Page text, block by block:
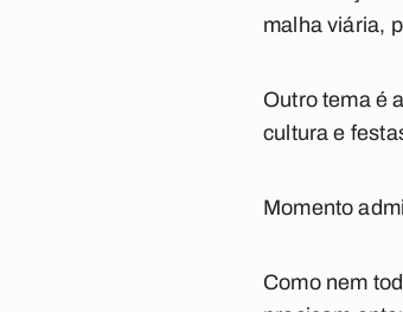
malha viária,
Outro tema é
cultura e
Momento
Como nem